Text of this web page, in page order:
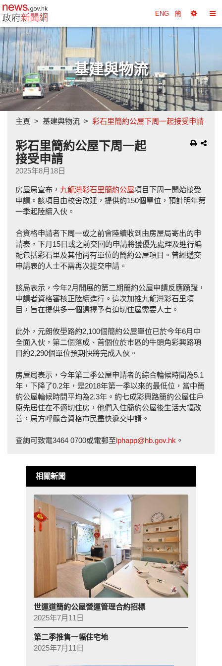
政府新聞網主頁 ENG 簡
擇
工
具
換
基建與物流
主頁 基建與物流 彩石里簡約公屋下周一起接受申請
彩石里簡約公屋下周一起
接受申請
2025年8月18日
房屋局宣布， 九龍灣彩石里簡約公屋項目下周一開始接受
申請。該項目由校舍改建，提供約150個單位，預計明年第
一季起陸續入伙。
合資格申請者下周一或之前會陸續收到由房屋局寄出的申
請表，下月15日或之前交回的申請將獲優先處理及進行編
配包括彩石里及其他尚有單位的簡約公屋項目。曾經遞交
申請表的人士不需再次提交申請。
該局表示，今年2月開展的第二期簡約公屋申請反應踴躍，
申請者資格審核正陸續進行。這次加推九龍灣彩石里項
目，旨在提供多一個選擇予有迫切住屋需要人士。
此外，元朗攸壆路約2,100個簡約公屋單位已於今年6月中
全面入伙，第二個落成、首個位於市區的牛頭角彩興路項
目約2,290個單位預期快將完成入伙。
房屋局表示，今年第二季公屋申請者的綜合輪候時間為5.1
年，下降了0.2年，是2018年第一季以來的最低位，當中簡
約公屋輪候時間平均為2.3年。約七成彩興路簡約公屋住戶
原先居住在不適切住房，他們入住簡約公屋後生活大幅改
善，局方呼籲合資格市民盡快遞交申請。
查詢可致電3464 0700或電郵至lphapp@hb.gov.hk 。
相關新聞
世運道簡約公屋營運管理合約招標
2025年7月11日
第二季推售一幅住宅地
2025年7月11日